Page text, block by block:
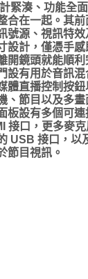
緊湊、功能全
合在一起。其
號源、視訊特
設計，僅憑手
開鏡頭就能順
設有用於音訊
體直播控制按鈕
、節目以及多
板設有多個可
接口，更多麥
USB 接口，以
節目視訊。